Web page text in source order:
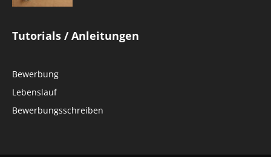
Tutorials / Anleitungen
Bewerbung
Lebenslauf
Bewerbungsschreiben